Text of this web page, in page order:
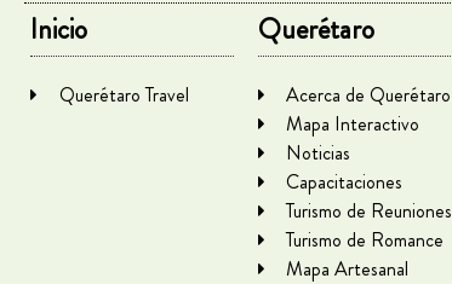
Inicio
Querétaro Travel
Querétaro
Acerca de Querétaro
Mapa Interactivo
Noticias
Capacitaciones
Turismo de Reuniones
Turismo de Romance
Mapa Artesanal